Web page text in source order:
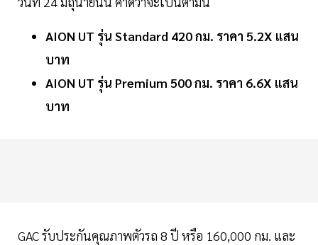
AION UT รุ่น Standard 420 กม. ราคา 5.2X แสน
บาท
AION UT รุ่น Premium 500 กม. ราคา 6.6X แสน
บาท
GAC รับประกันคุณภาพตัวรถ 8 ปี หรือ 160,000 กม. และ